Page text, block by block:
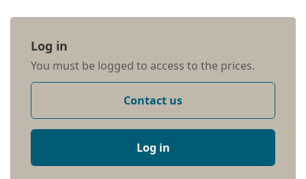
Log in
You must be logged to access to the prices.
Contact us
Log in